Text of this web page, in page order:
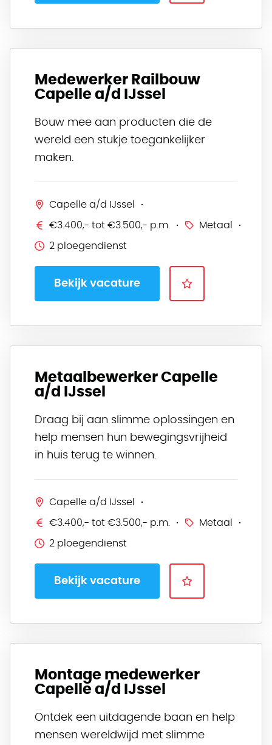
Medewerker Railbouw
Capelle a/d IJssel
Bouw mee aan producten die de
wereld een stukje toegankelijker
maken.
Capelle a/d IJssel
€3.400,- tot €3.500,- p.m. Metaal
2 ploegendienst
Bekijk vacature
Metaalbewerker Capelle
a/d IJssel
Draag bij aan slimme oplossingen en
help mensen hun bewegingsvrijheid
in huis terug te winnen.
Capelle a/d IJssel
€3.400,- tot €3.500,- p.m. Metaal
2 ploegendienst
Bekijk vacature
Montage medewerker
Capelle a/d IJssel
Ontdek een uitdagende baan en help
mensen wereldwijd met slimme